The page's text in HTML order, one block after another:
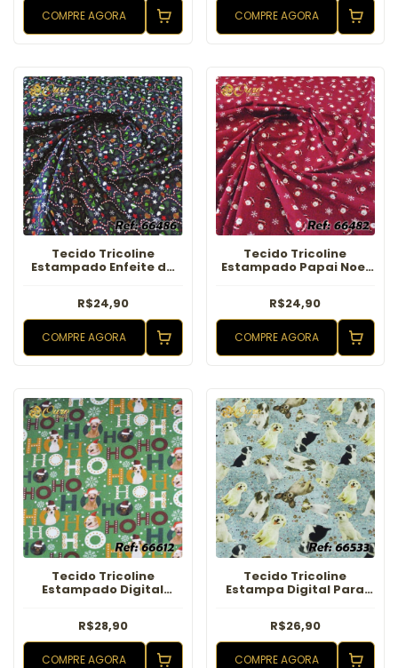
COMPRE AGORA COMPRE AGORA
Tecido Tricoline
Estampado Enfeite de
R$24,90
COMPRE AGORA
Tecido Tricoline
Estampado Papai Noel
R$24,90
COMPRE AGORA
Tecido Tricoline
Estampado Digital
R$28,90
COMPRE AGORA
Tecido Tricoline
Estampa Digital Para
R$26,90
COMPRE AGORA